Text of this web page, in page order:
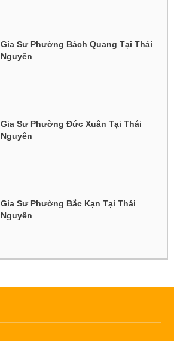
Gia Sư Phường Bách Quang Tại Thái
Nguyên
Gia Sư Phường Đức Xuân Tại Thái
Nguyên
Gia Sư Phường Bắc Kạn Tại Thái
Nguyên